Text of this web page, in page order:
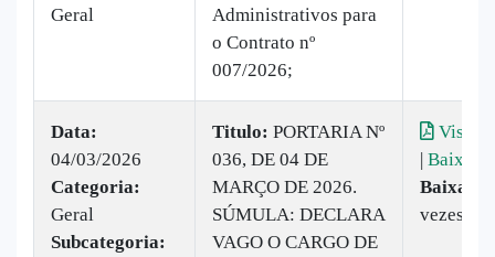
Geral
Administrativos para
o Contrato nº
007/2026;
Data:
04/03/2026
Categoria:
Geral
Subcategoria:
Titulo: PORTARIA Nº
036, DE 04 DE
MARÇO DE 2026.
SÚMULA: DECLARA
VAGO O CARGO DE
| Baixar
Baixado:
vezes